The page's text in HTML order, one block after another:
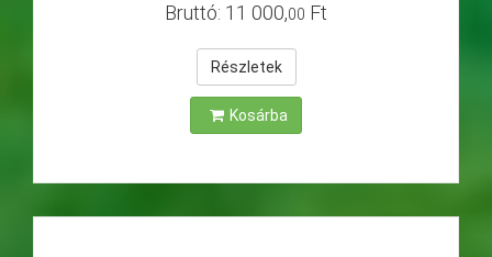
Bruttó: 11 000,00 Ft
Részletek
Kosárba